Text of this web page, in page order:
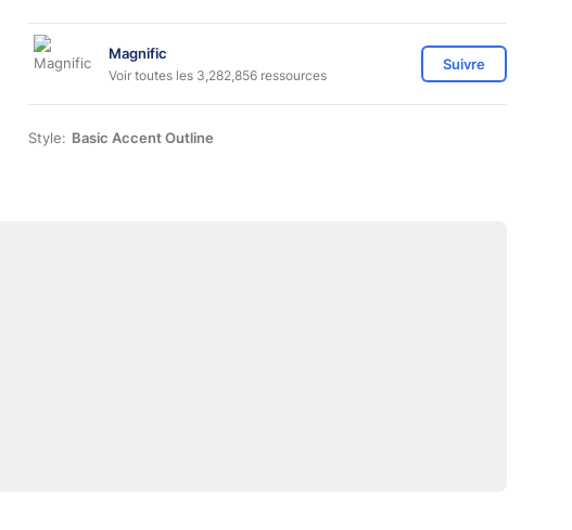
Magnific
Voir toutes les 3,282,856 ressources
Suivre
Style: Basic Accent Outline